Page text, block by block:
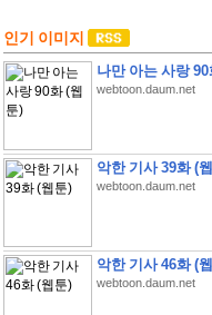
인기 이미지
나만 아는 사랑
webtoon.daum.net
악한 기사 39화 (
webtoon.daum.net
악한 기사 46화 (
webtoon.daum.net